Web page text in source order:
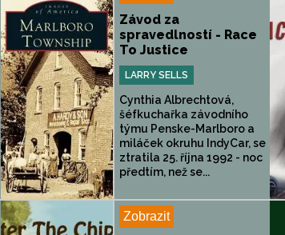
Závod za
spravedlností - Race
To Justice
LARRY SELLS
Cynthia Albrechtová,
šéfkuchařka závodního
týmu Penske-Marlboro a
miláček okruhu IndyCar, se
ztratila 25. října 1992 - noc
předtím, než se...
Zobrazit